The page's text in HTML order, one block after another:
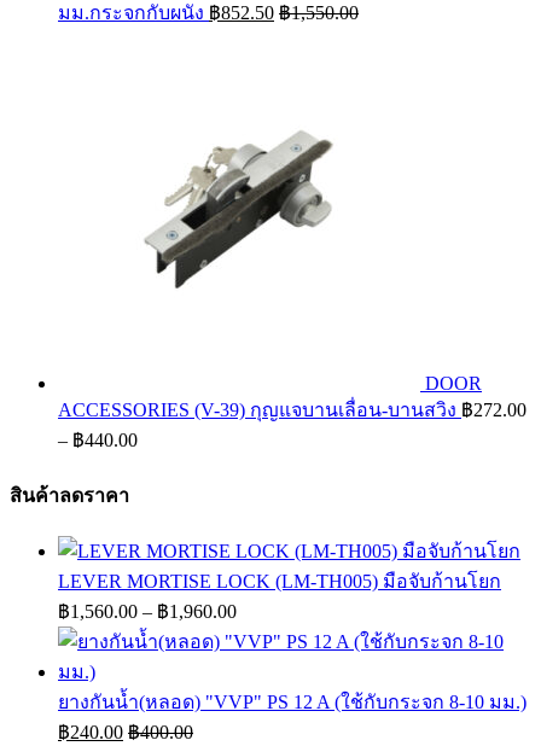
มม.กระจกกับผนัง ฿852.50 ฿1,550.00
DOOR
ACCESSORIES (V-39) กุญแจบานเลื่อน-บานสวิง ฿272.00
– ฿440.00Price
สินค้าลดราคา
LEVER MORTISE LOCK (LM-TH005) มือจับก้านโยก
฿1,560.00 – ฿1,960.00Price
฿1,560.00
฿1,960.00
ยางกันน้ำ(หลอด) "VVP" PS 12 A (ใช้กับกระจก 8-10 มม.)
฿240.00 ฿400.00